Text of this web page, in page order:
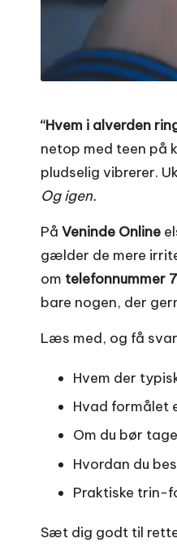
“Hvem i alverden
netop med teen på
pludselig vibrerer.
Og igen.
På Veninde Online
gælder de mere
om telefonnummer
bare nogen, der
Læs med, og få
Hvem der
Hvad formålet
Om du bør
Hvordan du
Praktiske trin-
Sæt dig godt til